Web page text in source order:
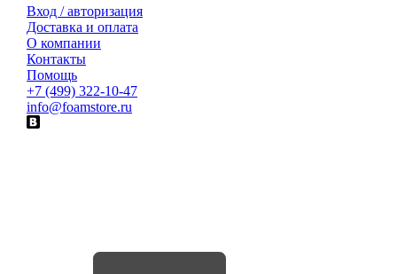
Вход / авторизация
Доставка и оплата
О компании
Контакты
Помощь
+7 (499) 322-10-47
info@foamstore.ru